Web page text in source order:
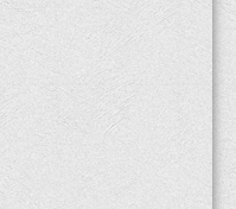
діям
агресії РФ проти